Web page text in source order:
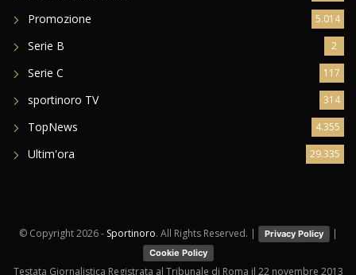
Promozione 5.014
Serie B 2
Serie C 117
sportinoro TV 314
TopNews 4.355
Ultim'ora 29.335
© Copyright2026 - Sportinoro. All Rights Reserved. | Privacy Policy |
Cookie Policy
Testata Giornalistica Registrata al Tribunale di Roma il 22 novembre 2013